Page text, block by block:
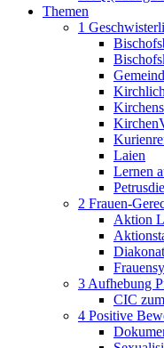
Themen
1
Laien
Lernen
2 Frauen-
Aktion
3 Aufhebung
CIC
4 Positive